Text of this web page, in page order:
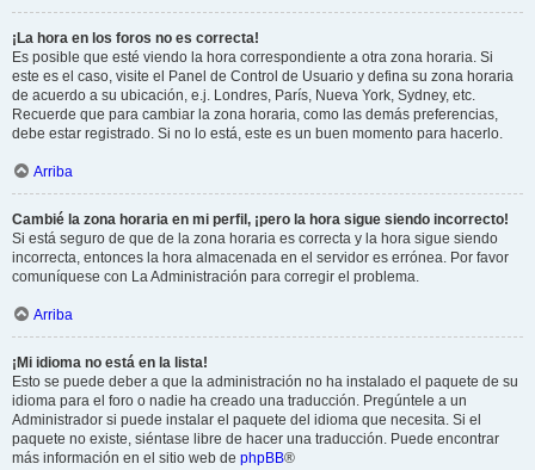
¡La hora en los foros no es correcta!
Es posible que esté viendo la hora correspondiente a otra zona horaria. Si
este es el caso, visite el Panel de Control de Usuario y defina su zona horaria
de acuerdo a su ubicación, e.j. Londres, París, Nueva York, Sydney, etc.
Recuerde que para cambiar la zona horaria, como las demás preferencias,
debe estar registrado. Si no lo está, este es un buen momento para hacerlo.
Arriba
Cambié la zona horaria en mi perfil, ¡pero la hora sigue siendo incorrecto!
Si está seguro de que de la zona horaria es correcta y la hora sigue siendo
incorrecta, entonces la hora almacenada en el servidor es errónea. Por favor
comuníquese con La Administración para corregir el problema.
Arriba
¡Mi idioma no está en la lista!
Esto se puede deber a que la administración no ha instalado el paquete de su
idioma para el foro o nadie ha creado una traducción. Pregúntele a un
Administrador si puede instalar el paquete del idioma que necesita. Si el
paquete no existe, siéntase libre de hacer una traducción. Puede encontrar
más información en el sitio web de phpBB®